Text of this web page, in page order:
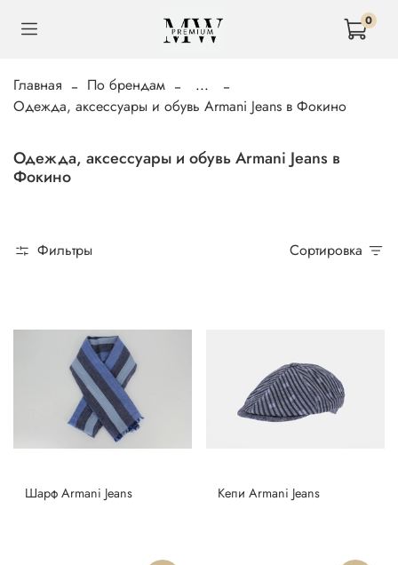
0
Главная По брендам
...
Одежда, аксессуары и обувь Armani Jeans в Фокино
Одежда, аксессуары и обувь Armani Jeans в
Фокино
Фильтры Сортировка
Шарф Armani Jeans Кепи Armani Jeans